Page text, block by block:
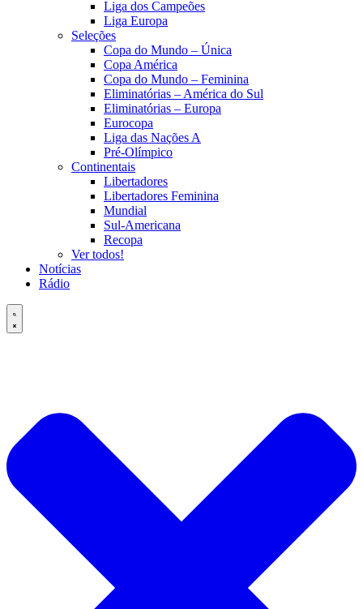
Liga dos Campeões
Liga Europa
Seleções
Copa do Mundo – Única
Copa América
Copa do Mundo – Feminina
Eliminatórias – América do Sul
Eliminatórias – Europa
Eurocopa
Liga das Nações A
Pré-Olímpico
Continentais
Libertadores
Libertadores Feminina
Mundial
Sul-Americana
Recopa
Ver todos!
Notícias
Rádio